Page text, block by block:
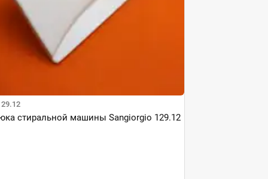
стиральной машины Sangiorgio 129.12